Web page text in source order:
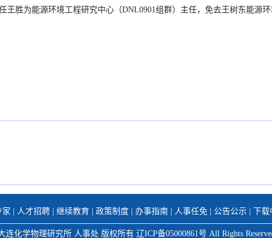
王胜为能源环境工程研究中心（DNL0901组群）主任，免去王树东能源
家 人才招聘| 继续教育| 政策制度| 办事指南| 人事任免| 公告公示| 下
连化学物理研究所 人事处 版权所有 辽ICP备05000861号 All Rights